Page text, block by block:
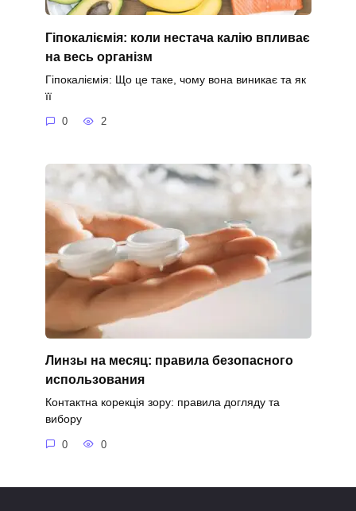
Гіпокаліємія: коли нестача калію впливає
на весь організм
Гіпокаліємія: Що це таке, чому вона виникає та як
її
0 2
Линзы на месяц: правила безопасного
использования
Контактна корекція зору: правила догляду та
вибору
0 0